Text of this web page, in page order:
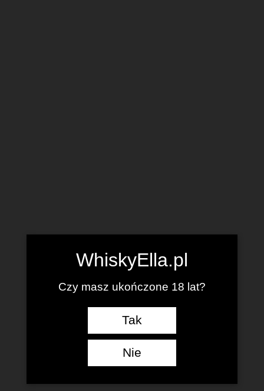
WhiskyElla.pl
Czy masz ukończone 18 lat?
Tak
Nie